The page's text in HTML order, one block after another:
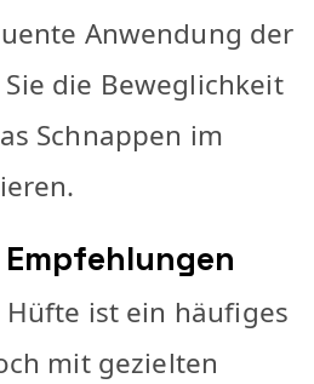
Anwendung der
die Beweglichkeit
Schnappen im
ist ein häufiges
mit gezielten